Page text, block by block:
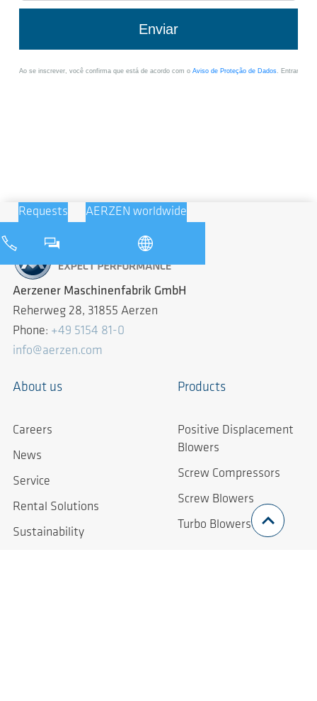
Requests AERZEN worldwide
Aerzener Maschinenfabrik GmbH
Reherweg 28, 31855 Aerzen
Phone: +49 5154 81-0
info@aerzen.com
About us
Careers
News
Service
Rental Solutions
Sustainability
Products
Positive Displacement
Blowers
Screw Compressors
Screw Blowers
Turbo Blowers